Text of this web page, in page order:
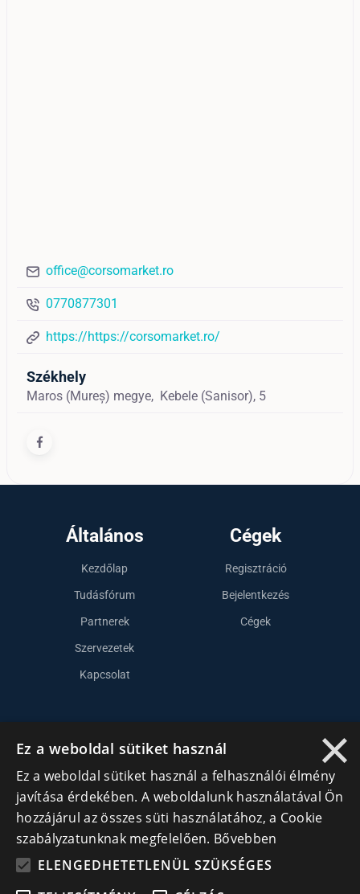
office@corsomarket.ro
0770877301
https://https://corsomarket.ro/
Székhely
Maros (Mureș) megye, Kebele (Sanisor), 5
Általános
Kezdőlap
Tudásfórum
Partnerek
Szervezetek
Kapcsolat
Cégek
Regisztráció
Bejelentkezés
Cégek
+40 740 856 970
×
Ez a weboldal sütiket használ
Ez a weboldal sütiket használ a felhasználói élmény
javítása érdekében. A weboldalunk használatával Ön
hozzájárul az összes süti használatához, a Cookie
szabályzatunknak megfelelően. Bővebben
ELENGEDHETETLENÜL SZÜKSÉGES